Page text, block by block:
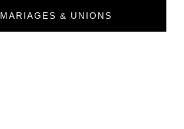
MARIAGES & UNIONS